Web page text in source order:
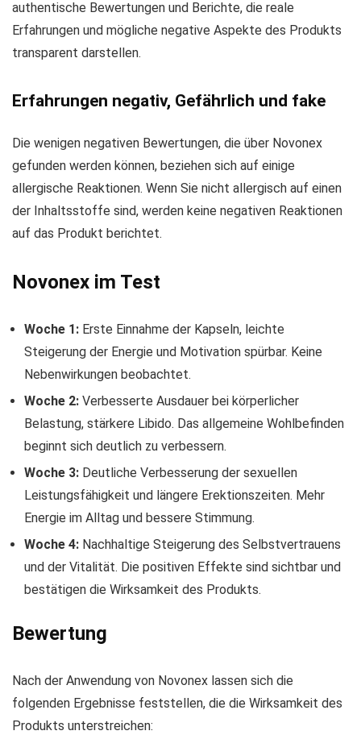
authentische Bewertungen und Berichte, die reale
Erfahrungen und mögliche negative Aspekte des Produkts
transparent darstellen.
Erfahrungen negativ, Gefährlich und fake
Die wenigen negativen Bewertungen, die über Novonex
gefunden werden können, beziehen sich auf einige
allergische Reaktionen. Wenn Sie nicht allergisch auf einen
der Inhaltsstoffe sind, werden keine negativen Reaktionen
auf das Produkt berichtet.
Novonex im Test
Woche 1: Erste Einnahme der Kapseln, leichte
Steigerung der Energie und Motivation spürbar. Keine
Nebenwirkungen beobachtet.
Woche 2: Verbesserte Ausdauer bei körperlicher
Belastung, stärkere Libido. Das allgemeine Wohlbefinden
beginnt sich deutlich zu verbessern.
Woche 3: Deutliche Verbesserung der sexuellen
Leistungsfähigkeit und längere Erektionszeiten. Mehr
Energie im Alltag und bessere Stimmung.
Woche 4: Nachhaltige Steigerung des Selbstvertrauens
und der Vitalität. Die positiven Effekte sind sichtbar und
bestätigen die Wirksamkeit des Produkts.
Bewertung
Nach der Anwendung von Novonex lassen sich die
folgenden Ergebnisse feststellen, die die Wirksamkeit des
Produkts unterstreichen: